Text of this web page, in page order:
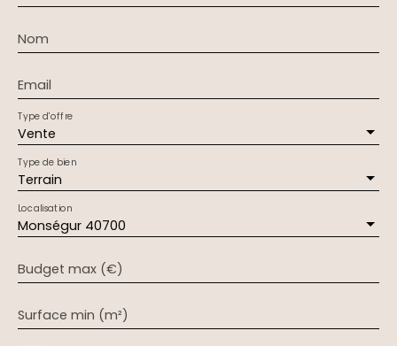
Nom
Email
Vente
Type d'offre
Terrain
Type de bien
Monségur 40700
Localisation
Budget max (€)
Surface min (m²)